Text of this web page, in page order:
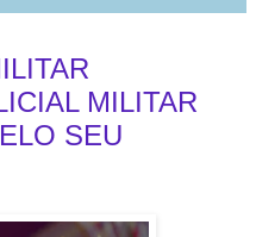
MILITAR
SEU